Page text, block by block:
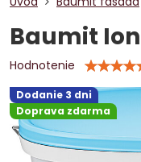
Dodanie 3 dni
Doprava zdarma
Baumit
Hodnotenie